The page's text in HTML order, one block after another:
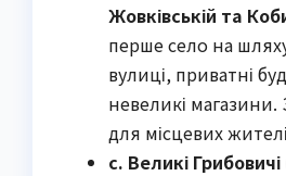
Жовківській та
перше село на
вулиці, приватні
невеликі магазини.
для місцевих
с. Великі